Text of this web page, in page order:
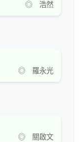
◎ 浩然
◎ 羅永光
◎ 關啟文